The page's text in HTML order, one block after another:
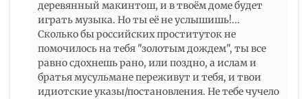
деревянный макинтош, и в твоём доме будет
играть музыка. Но ты её не услышишь!...
Сколько бы российских проституток не
помочилось на тебя "золотым дождем", ты все
равно сдохнешь рано, или поздно, а ислам и
братья мусульмане переживут и тебя, и твои
идиотские указы/постановления. Не тебе чучело